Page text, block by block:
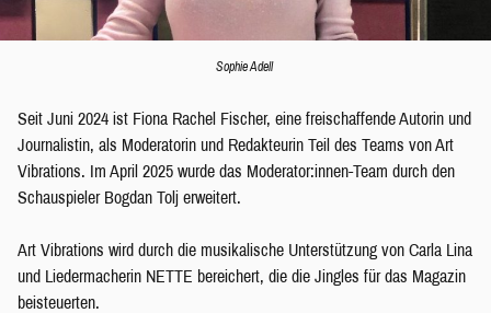
Sophie Adell
Seit Juni 2024 ist Fiona Rachel Fischer, eine freischaffende Autorin und
Journalistin, als Moderatorin und Redakteurin Teil des Teams von Art
Vibrations. Im April 2025 wurde das Moderator:innen-Team durch den
Schauspieler Bogdan Tolj erweitert.
Art Vibrations wird durch die musikalische Unterstützung von Carla Lina
und Liedermacherin NETTE bereichert, die die Jingles für das Magazin
beisteuerten.